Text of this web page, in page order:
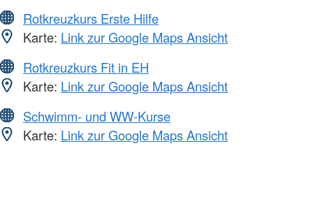
Rotkreuzkurs Erste Hilfe
Karte: Link zur Google Maps Ansicht
Rotkreuzkurs Fit in EH
Karte: Link zur Google Maps Ansicht
Schwimm- und WW-Kurse
Karte: Link zur Google Maps Ansicht